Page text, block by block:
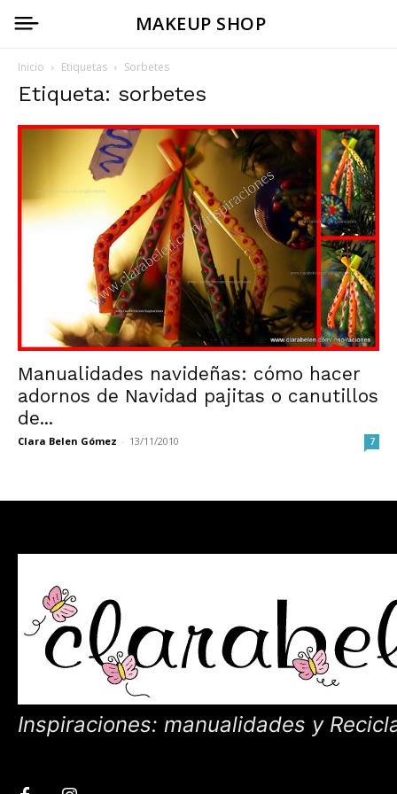
MAKEUP SHOP
Inicio Etiquetas Sorbetes
Etiqueta: sorbetes
Manualidades navideñas: cómo hacer
adornos de Navidad pajitas o canutillos
de...
Clara Belen Gómez - 13/11/2010 7
Inspiraciones: manualidades y